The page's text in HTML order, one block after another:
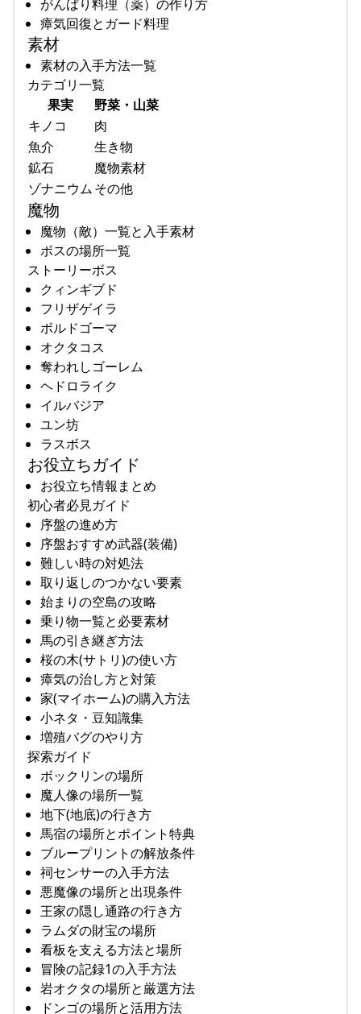
がんばり料理（薬）の作り方
瘴気回復とガード料理
素材
素材の入手方法一覧
カテゴリ一覧
果実
野菜・山菜
キノコ
肉
魚介
生き物
鉱石
魔物素材
ゾナニウムその他
魔物
魔物（敵）一覧と入手素材
ボスの場所一覧
ストーリーボス
クィンギブド
フリザゲイラ
ボルドゴーマ
オクタコス
奪われしゴーレム
ヘドロライク
イルバジア
ユン坊
ラスボス
お役立ちガイド
お役立ち情報まとめ
初心者必見ガイド
序盤の進め方
序盤おすすめ武器(装備)
難しい時の対処法
取り返しのつかない要素
始まりの空島の攻略
乗り物一覧と必要素材
馬の引き継ぎ方法
桜の木(サトリ)の使い方
瘴気の治し方と対策
家(マイホーム)の購入方法
小ネタ・豆知識集
増殖バグのやり方
探索ガイド
ボックリンの場所
魔人像の場所一覧
地下(地底)の行き方
馬宿の場所とポイント特典
ブループリントの解放条件
祠センサーの入手方法
悪魔像の場所と出現条件
王家の隠し通路の行き方
ラムダの財宝の場所
看板を支える方法と場所
冒険の記録1の入手方法
岩オクタの場所と厳選方法
ドンゴの場所と活用方法